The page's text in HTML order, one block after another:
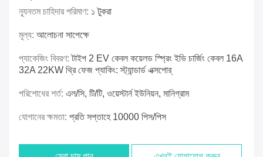
ন্যূনতম চাহিদার পরিমাণ: ১ টুকরা
মূল্য: আলোচনা সাপেক্ষে
প্যাকেজিং বিবরণ:টাইপ 2 EV কেবল কয়েলড স্প্রিং ইভি চার্জিং কেবল 16A
32A 22KW থ্রি ফেজ প্যাকিং: স্ট্যান্ডার্ড এক্সপোর্
পরিশোধের শর্ত: এল/সি, টি/টি, ওয়েস্টার্ন ইউনিয়ন, মানিগ্রাম
যোগানের ক্ষমতা: প্রতি সপ্তাহে 10000 পিস/পিস